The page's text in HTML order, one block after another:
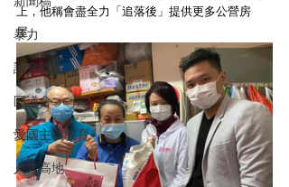
暴力
議會監察
區議會
愛國主義教育
人才高地
上，他稱會盡全力「追落後」提供更多公營房
屋。